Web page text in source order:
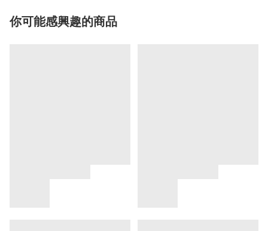
你可能感興趣的商品